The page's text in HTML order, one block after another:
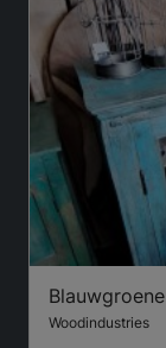
Woodindustries